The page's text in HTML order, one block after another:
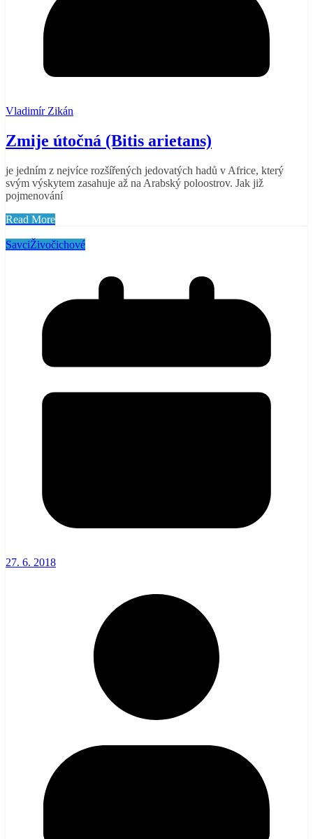
Vladimír Zikán
Zmije útočná (Bitis arietans)
je jedním z nejvíce rozšířených jedovatých hadů v Africe, který
svým výskytem zasahuje až na Arabský poloostrov. Jak již
pojmenování
Read More
SavciŽivočichové
27. 6. 2018